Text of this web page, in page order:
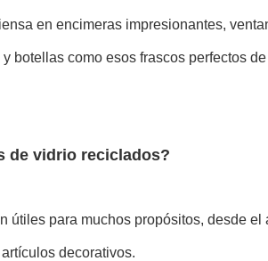
en encimeras impresionantes,
botellas como esos frascos perfectos
de vidrio reciclados?
útiles para muchos propósitos, desde
decorativos.